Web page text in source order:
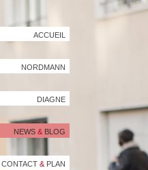
ACCUEIL
NORDMANN
DIAGNE
NEWS & BLOG
CONTACT & PLAN